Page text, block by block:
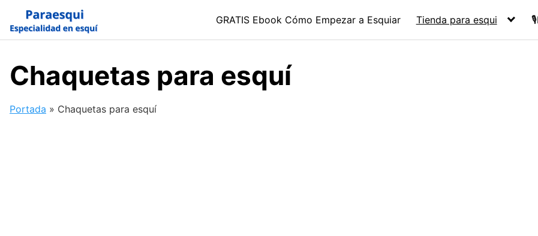
content
GRATIS Ebook Cómo Empezar a Esquiar Tienda para esqui
Chaquetas para esquí
Portada » Chaquetas para esquí